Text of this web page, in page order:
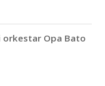
orkestar Opa Bato